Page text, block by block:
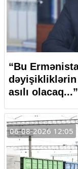
“Bu
dəyişikliklərin
asılı olacaq...”
06-08-2026 12:05